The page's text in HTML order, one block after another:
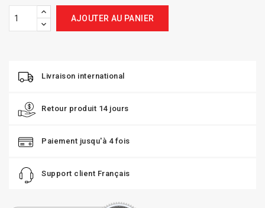
AJOUTER AU PANIER
Livraison international
Retour produit 14 jours
Paiement jusqu'à 4 fois
Support client Français